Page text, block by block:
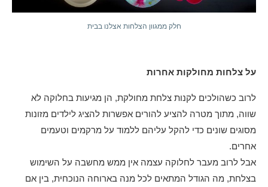
חלק ממגוון הצלחות אצלנו בבית
על צלחות מחולקות אחרות
לרוב כשהולכים לקנות צלחת מחולקת, הן מגיעות בחלוקה לא
שווה, מתוך מטרה להציע להורים אפשרות להציג לילדים מזונות
מסוגים שונים כדי להקל עליהם ללמוד על מרקמים וטעמים
אחרים.
אבל לרוב מעבר לחלוקה עצמה אין ממש מחשבה על השימוש
בצלחת, מה הגודל המתאים לכל מנה בארוחה הנוכחית, בין אם